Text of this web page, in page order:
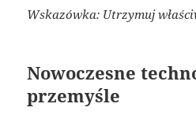
Wskazówka: Utrzymuj
Nowoczesne
przemyśle